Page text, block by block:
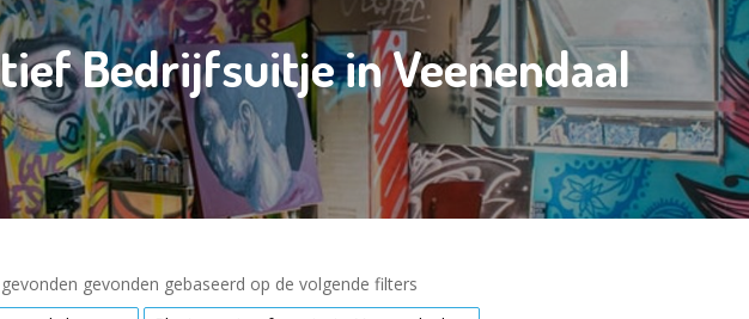
Bedrijfsuitje in Veenendaal
gevonden gebaseerd op de volgende filters